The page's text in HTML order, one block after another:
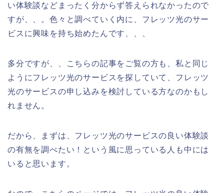
い体験談などまったく分からず答えられなかったので
すが、、。色々と調べていく内に、フレッツ光のサー
ビスに興味を持ち始めたんです、、、
多分ですが、、こちらの記事をご覧の方も、私と同じ
ようにフレッツ光のサービスを探していて、フレッツ
光のサービスの申し込みを検討している方なのかもし
れません。
だから、まずは、フレッツ光のサービスの良い体験談
の有無を調べたい！という風に思っている人も中には
いると思います。